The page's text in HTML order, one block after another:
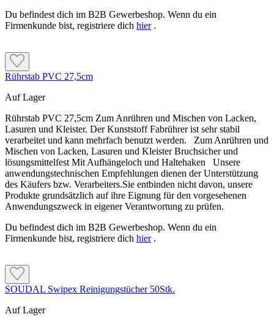
Reicht auf Zink ein Anstrich?
Produkttyp: Korrosionsschutz- und Haftgrundierung
Materialbasis: Spezial-Kunstharzkombination
Aktive Korrosionsschutzpigmente
Lösemittel: aromatenfrei
Anwendungsbereich: innen und außen
Farbton: Weiß
Glanzgrad: seidenmatt
Universalverdünnung
Muss Rost vorher entfernt werden?
Reinheitsgrad entrostet und entfettet werden.
Reicht auf Zink ein Anstrich?
Vor nachfolgenden Alkydharzdecklacken sind auf Zinkblech
oder verzinktem Stahl mindestens zwei Beschichtungen mit
Capalac AllGrund vorgesehen.
Technische Daten
Materialbasis: Spezial-Kunstharzkombination
Aktive Korrosionsschutzpigmente
Farbton: Weiß
Du befindest dich im B2B Gewerbeshop. Wenn du ein
Firmenkunde bist, registriere dich hier.
Rührstab PVC 27,5cm
Auf Lager
Rührstab PVC 27,5cm Zum Anrühren und Mischen von Lacken,
Lasuren und Kleister. Der Kunststoff Fabrührer ist sehr stabil
verarbeitet und kann mehrfach benutzt werden. Zum Anrühren und
Mischen von Lacken, Lasuren und Kleister Bruchsicher und
lösungsmittelfest Mit Aufhängeloch und Haltehaken Unsere
anwendungstechnischen Empfehlungen dienen der Unterstützung
des Käufers bzw. Verarbeiters.Sie entbinden nicht davon, unsere
Produkte grundsätzlich auf ihre Eignung für den vorgesehenen
Anwendungszweck in eigener Verantwortung zu prüfen.
Du befindest dich im B2B Gewerbeshop. Wenn du ein
Firmenkunde bist, registriere dich hier.
SOUDAL Swipex Reinigungstücher 50Stk.
Auf Lager